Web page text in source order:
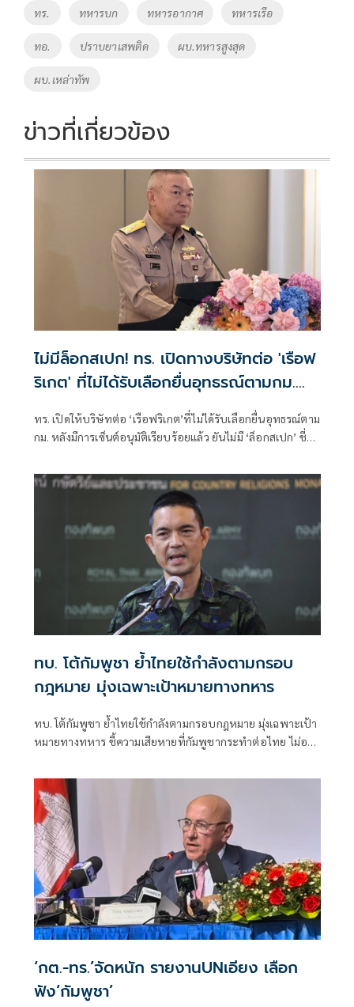
k
ทร. ทหารบก ทหารอากาศ ทหารเรือ
ทอ. ปราบยาเสพติด ผบ.ทหารสูงสุด
ผบ.เหล่าทัพ
ข่าวที่เกี่ยวข้อง
ไม่มีล็อกสเปก! ทร. เปิดทางบริษัทต่อ 'เรือฟ
ริเกต' ที่ไม่ได้รับเลือกยื่นอุทธรณ์ตามกม.
หลังเซ็นอนุมัติเรียบร้อย
ทร. เปิดให้บริษัทต่อ ‘เรือฟริเกต’ที่ไม่ได้รับเลือกยื่นอุทธรณ์ตาม
กม. หลังมีการเซ็นต์อนุมัติเรียบร้อยแล้ว ยันไม่มี ‘ล็อกสเปก’ ชี่มีผู้
‘ฟริเกต’ ลำที่ 1-2 แม้แยกพิจารณา แต่ต้องปฏิบัติการร่วมกันได้
เป็น ‘ชุดเรือปฏิบัติการ’
ทบ. โต้กัมพูชา ย้ำไทยใช้กำลังตามกรอบ
กฎหมาย มุ่งเฉพาะเป้าหมายทางทหาร
ทบ. โต้กัมพูชา ย้ำไทยใช้กำลังตามกรอบกฎหมาย มุ่งเฉพาะเป้า
หมายทางทหาร ชี้ความเสียหายที่กัมพูชากระทำต่อไทย ไม่อาจ
‘กต.-ทร.’จัดหนัก รายงานUNเอียง เลือก
ฟัง‘กัมพูชา’